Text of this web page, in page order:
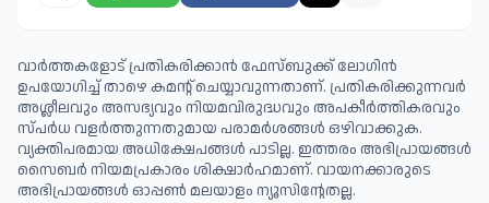
വാർത്തകളോട് പ്രതികരിക്കാൻ ഫേസ്ബുക്ക് ലോഗിൻ
ഉപയോഗിച്ച് താഴെ കമന്റ് ചെയ്യാവുന്നതാണ്. പ്രതികരിക്കുന്നവര്‍
അശ്ലീലവും അസഭ്യവും നിയമവിരുദ്ധവും അപകീര്‍ത്തികരവും
സ്പര്‍ധ വളര്‍ത്തുന്നതുമായ പരാമര്‍ശങ്ങള്‍ ഒഴിവാക്കുക.
വ്യക്തിപരമായ അധിക്ഷേപങ്ങള്‍ പാടില്ല. ഇത്തരം അഭിപ്രായങ്ങള്‍
സൈബര്‍ നിയമപ്രകാരം ശിക്ഷാര്‍ഹമാണ്. വായനക്കാരുടെ
അഭിപ്രായങ്ങള്‍ ഓപ്പൺ മലയാളം ന്യൂസിന്റേതല്ല.